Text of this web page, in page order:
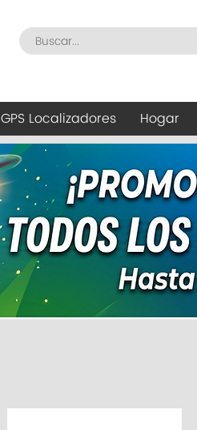
GPS Localizadores Hogar